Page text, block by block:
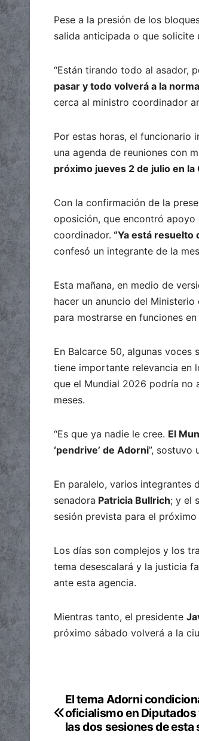
Pese a la presión de los
salida anticipada o que solicite
“Están tirando todo al asador,
pasar y todo volverá a la
cerca al ministro coordinador
Por estas horas, el funcionario
una agenda de reuniones con
próximo jueves 2 de julio en la
Con la confirmación de la
oposición, que encontró apoyo
coordinador. “Ya está resuelto
confesó un integrante de la
Esta mañana, en medio de
hacer un anuncio del
para mostrarse en funciones
En Balcarce 50, algunas
tiene importante relevancia en
que el Mundial 2026 podría no
meses.
“Es que ya nadie le cree. El
‘pendrive’ de Adorni”, sostuvo
En paralelo, varios integrantes
senadora Patricia Bullrich; y el
sesión prevista para el
Los días son complejos y los
tema desescalará y la justicia
ante esta agencia.
Mientras tanto, el presidente
próximo sábado volverá a la
Navegación
de
El tema Adorni
oficialismo en
las dos sesiones de esta